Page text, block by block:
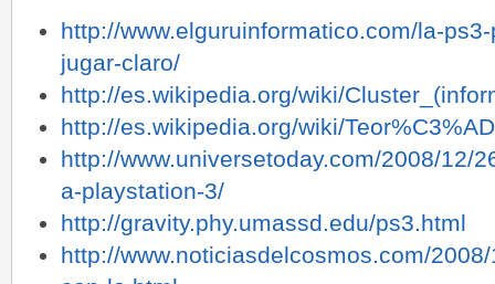
http://www.elguruinformatico.com/la-
jugar-claro/
http://es.wikipedia.org/wiki/
http://es.wikipedia.org/wiki/
http://www.universetoday.com/2008/12/
a-playstation-3/
http://gravity.phy.umassd.edu/ps3.html
http://www.noticiasdelcosmos.com/